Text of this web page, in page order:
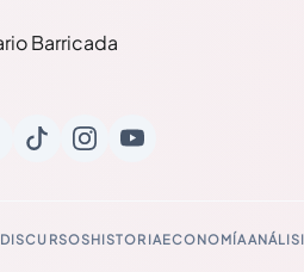
DISCURSOSHISTORIAECONOMÍA